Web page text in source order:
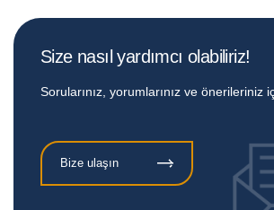
Size nasıl yardımcı olabiliriz!
Sorularınız, yorumlarınız ve önerileriniz
Bize ulaşın